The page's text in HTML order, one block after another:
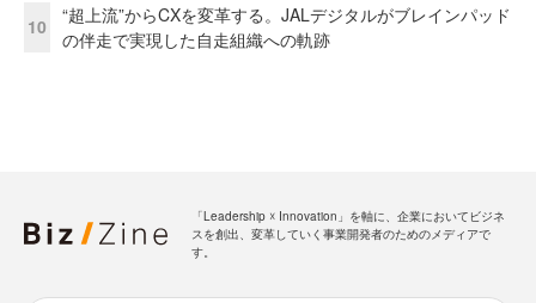
10
“超上流”からCXを変革する。JALデジタルがブレインパッド
の伴走で実現した自走組織への軌跡
「Leadership ☓ Innovation」を軸に、企業においてビジネ
スを創出、変革していく事業開発者のためのメディアで
す。